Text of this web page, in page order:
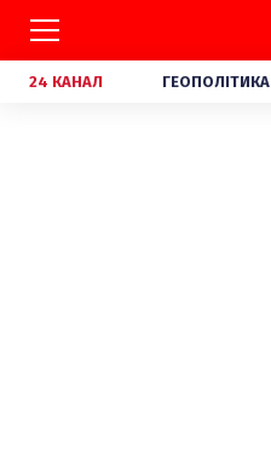
24 КАНАЛ ГЕОПОЛІТИКА